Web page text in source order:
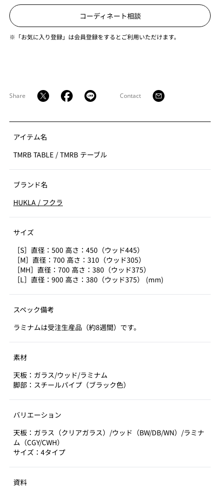
コーディネート相談
※「お気に入り登録」は会員登録をするとご利用いただけます。
Share Contact
アイテム名
TMRB TABLE / TMRB テーブル
ブランド名
HUKLA / フクラ
サイズ
［S］直径：500 高さ：450（ウッド445）
［M］直径：700 高さ：310（ウッド305）
［MH］直径：700 高さ：380（ウッド375）
［L］直径：900 高さ：380（ウッド375） (mm)
スペック備考
ラミナムは受注生産品（約8週間）です。
素材
天板：ガラス/ウッド/ラミナム
脚部：スチールパイプ（ブラック色）
バリエーション
天板：ガラス（クリアガラス）/ウッド（BW/DB/WN）/ラミナ
ム（CGY/CWH）
サイズ：4タイプ
資料